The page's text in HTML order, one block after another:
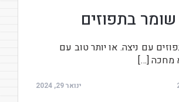
בתפוזים
עם ניצה. או יותר טוב עם
מחכה […]
ינואר 29, 2024